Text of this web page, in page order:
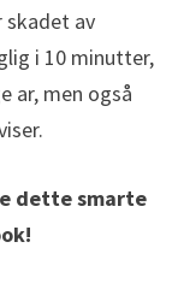
skadet av
i 10 minutter,
ar, men også
dette smarte